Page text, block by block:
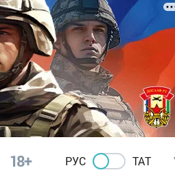
18+ РУС ТАТ